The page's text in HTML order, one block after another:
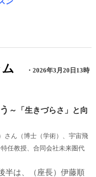
ム
・2026年3月20日13時
～「生きづらさ」と向
さん（博士（学術）、宇宙飛
任教授、合同会社未来圏代
半は、（座長）伊藤順